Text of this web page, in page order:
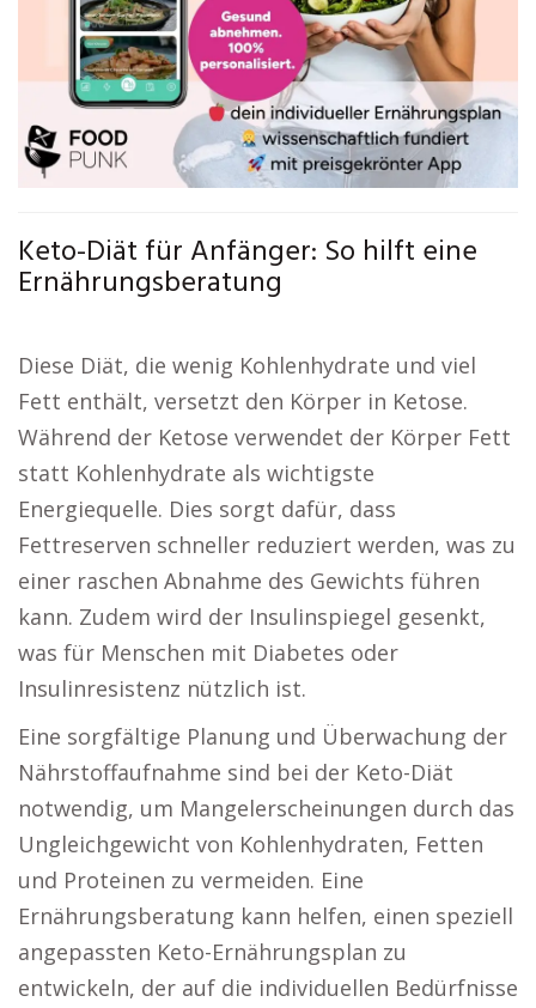
Keto-Diät für Anfänger: So hilft eine
Ernährungsberatung
Diese Diät, die wenig Kohlenhydrate und viel
Fett enthält, versetzt den Körper in Ketose.
Während der Ketose verwendet der Körper Fett
statt Kohlenhydrate als wichtigste
Energiequelle. Dies sorgt dafür, dass
Fettreserven schneller reduziert werden, was zu
einer raschen Abnahme des Gewichts führen
kann. Zudem wird der Insulinspiegel gesenkt,
was für Menschen mit Diabetes oder
Insulinresistenz nützlich ist.
Eine sorgfältige Planung und Überwachung der
Nährstoffaufnahme sind bei der Keto-Diät
notwendig, um Mangelerscheinungen durch das
Ungleichgewicht von Kohlenhydraten, Fetten
und Proteinen zu vermeiden. Eine
Ernährungsberatung kann helfen, einen speziell
angepassten Keto-Ernährungsplan zu
entwickeln, der auf die individuellen Bedürfnisse